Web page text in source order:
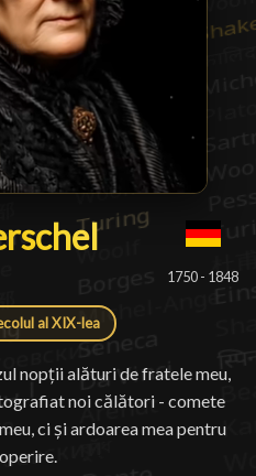
█
1750 - 1848
al XIX-lea
nopții alături de fratele meu,
noi călători - comete
ci și ardoarea mea pentru